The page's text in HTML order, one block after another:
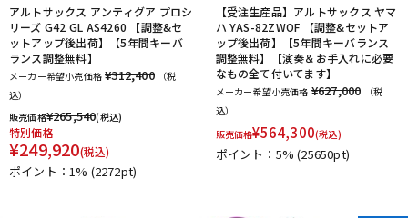
アルトサックス アンティグア プロシ
リーズ G42 GL AS4260 【調整&セ
ットアップ後出荷】【5年間キーバ
ランス調整無料】
メーカー希望小売価格 ¥312,400
（税
込）
販売価格¥265,540(税込)
特別価格
¥249,920(税込)
ポイント：1% (2272pt)
【受注生産品】アルトサックス ヤマ
ハ YAS-82ZWOF 【調整&セットア
ップ後出荷】【5年間キーバランス
調整無料】【演奏＆お手入れに必要
なもの全て付いてます】
メーカー希望小売価格 ¥627,000
（税
込）
販売価格¥564,300(税込)
ポイント：5%(25650pt)